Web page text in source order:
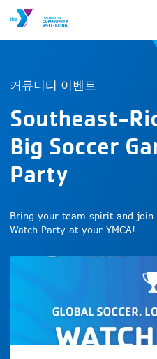
커뮤니티 이벤트
Southeast-
Big Soccer
Party
Bring your team spirit and
Watch Party at your YMCA!